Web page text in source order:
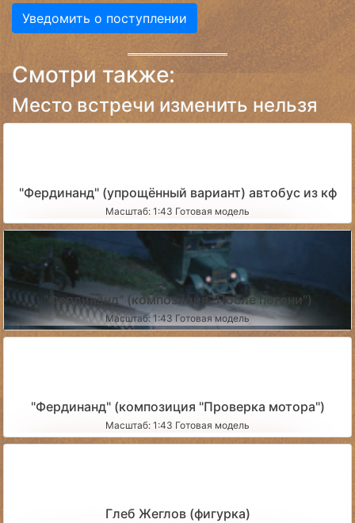
Уведомить о поступлении
Смотри также:
Место встречи изменить нельзя
"Фердинанд" (упрощённый вариант) автобус из кф
Масштаб: 1:43 Готовая модель
"Фердинанд" (композиция "После погони")
Масштаб: 1:43 Готовая модель
"Фердинанд" (композиция "Проверка мотора")
Масштаб: 1:43 Готовая модель
Глеб Жеглов (фигурка)